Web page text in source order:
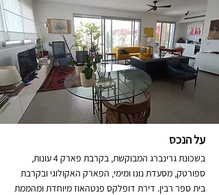
על הנכס
בשכונת גרינברג המבוקשת, בקרבת פארק 4 עונות,
ספורטק, מסעדת נונו ומימי, הפארק האקולוגי ובקרבת
בית ספר רבין. דירת דופלקס פנטהאוז מיוחדת ומהממת